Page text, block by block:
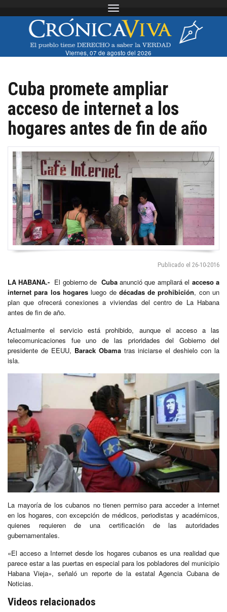
Toggle navigation
Viernes, 07 de agosto del 2026
Cuba promete ampliar
acceso de internet a los
hogares antes de fin de año
Publicado el 26-10-2016
LA HABANA.- El gobierno de Cubaanunció que ampliará el acceso a
internet para los hogaresluego de décadas de prohibición, con un
plan que ofrecerá conexiones a viviendas del centro de La Habana
antes de fin de año.
Actualmente el servicio está prohibido, aunque el acceso a las
telecomunicaciones fue uno de las prioridades del Gobierno del
presidente de EEUU, Barack Obama tras iniciarse el deshielo con la
isla.
La mayoría de los cubanos no tienen permiso para acceder a internet
en los hogares, con excepción de médicos, periodistas y académicos,
quienes requieren de una certificación de las autoridades
gubernamentales.
«El acceso a Internet desde los hogares cubanos es una realidad que
parece estar a las puertas en especial para los pobladores del municipio
Habana Vieja», señaló un reporte de la estatal Agencia Cubana de
Noticias.
Videos relacionados